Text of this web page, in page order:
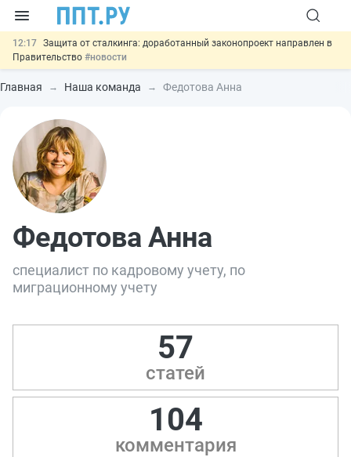
12:17 Защита от сталкинга: доработанный законопроект направлен в
Правительство #новости
11:23 Минпромторг предлагает новые формы сертификата и
декларации о соответствии#новости
00:01
6 августа: важные документы, вступающие в силу сегодня
#новости
05.08
Важно
Подписан закон об упрощении госзакупок по 44-ФЗ
#новости
Главная Наша команда Федотова Анна
Федотова Анна
специалист по кадровому учету, по
миграционному учету
57
статей
104
комментария